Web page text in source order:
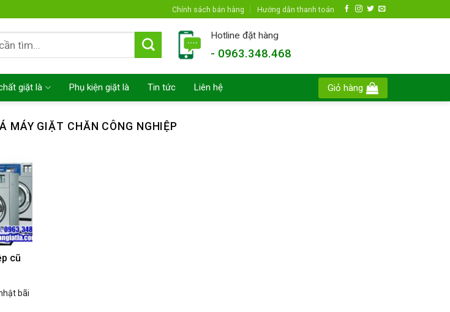
Chính sách bán hàng Hướng dẫn thanh toán
Hotline đặt hàng
- 0963.348.468
giặt là Phụ kiện giặt là Tin tức Liên hệ Giỏ hàng
MÁY GIẶT CHĂN CÔNG NGHIỆP
cũ
bãi